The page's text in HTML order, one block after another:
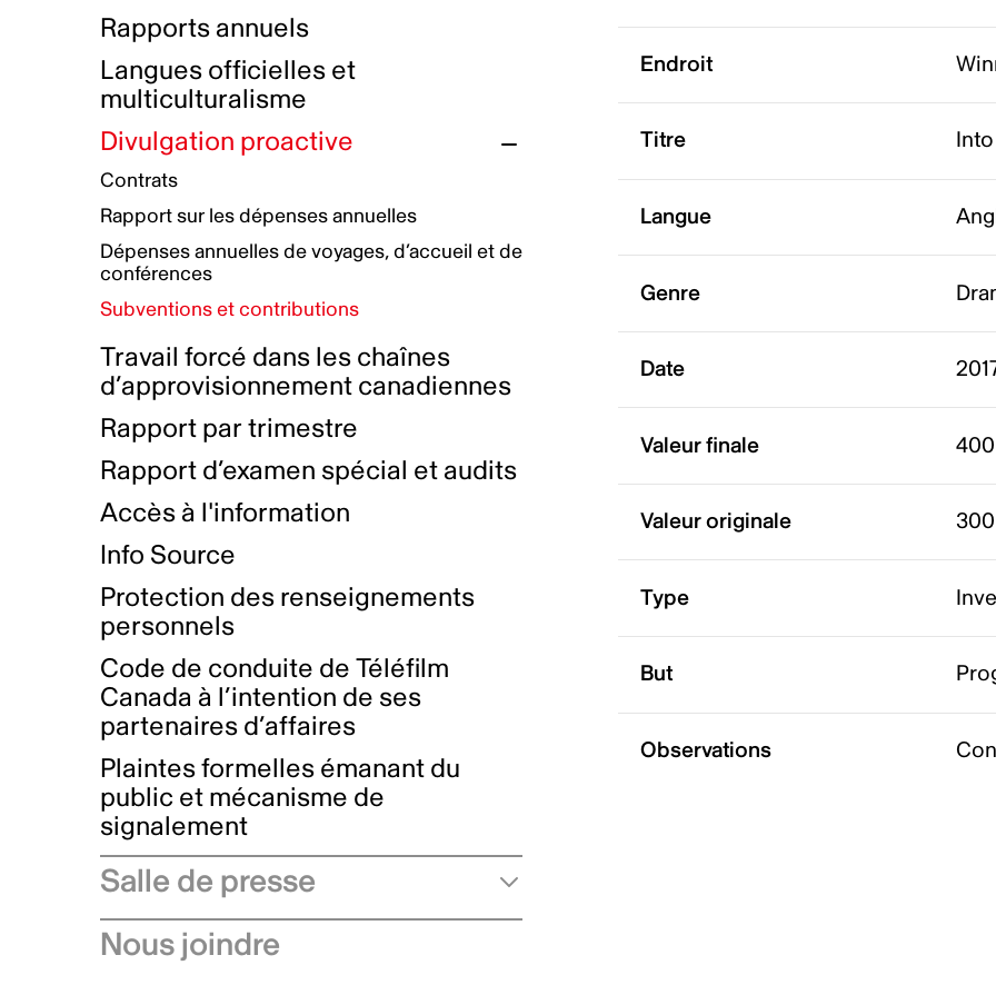
Initiatives autochtones
Plan de réconciliation autochtone
Groupe de travail autochtone
Principes directeurs sur le
harcèlement
Plan d’action pour la parité
Plan d'équité, de diversité,
d'inclusion et d'accessibilité
Boîte à outils pour le récit authentique
Collecte de données et l’auto-identification
Plan d'accessibilité
Rémunération et avantages
Prix et certifications
Nos valeurs d’entreprise
Rapports annuels
Langues officielles et
multiculturalisme
Divulgation proactive
Contrats
Rapport sur les dépenses annuelles
Dépenses annuelles de voyages, d’accueil et de
conférences
Subventions et contributions
Travail forcé dans les chaînes
d’approvisionnement canadiennes
Rapport par trimestre
Rapport d’examen spécial et audits
Accès à l'information
Info Source
Protection des renseignements
personnels
Code de conduite de Téléfilm
Canada à l’intention de ses
partenaires d’affaires
Plaintes formelles émanant du
public et mécanisme de
signalement
Salle de presse
Communiqués de presse
Nous joindre
Endroit
Titre
Langue
Genre
Date
Valeur finale
Valeur originale
Type
But
Observations